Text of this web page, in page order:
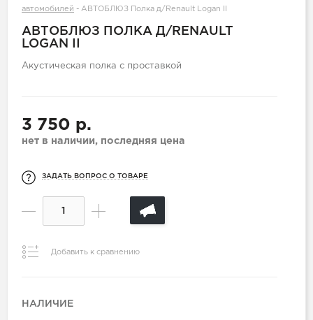
автомобилей - АВТОБЛЮЗ Полка д/Renault Logan II
АВТОБЛЮЗ ПОЛКА Д/RENAULT
LOGAN II
Акустическая полка с проставкой
3 750 р.
нет в наличии, последняя цена
ЗАДАТЬ ВОПРОС О ТОВАРЕ
Добавить к сравнению
НАЛИЧИЕ